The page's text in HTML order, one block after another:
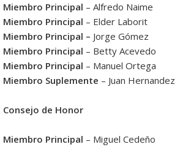
Miembro Principal – Alfredo Naime
Miembro Principal – Elder Laborit
Miembro Principal – Jorge Gómez
Miembro Principal – Betty Acevedo
Miembro Principal – Manuel Ortega
Miembro Suplemente – Juan Hernandez
Consejo de Honor
Miembro Principal – Miguel Cedeño